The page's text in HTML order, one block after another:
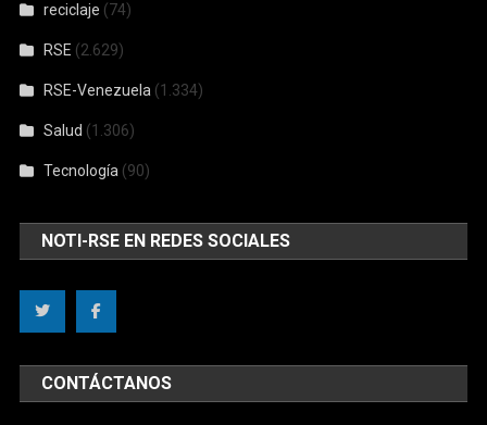
reciclaje (74)
RSE (2.629)
RSE-Venezuela (1.334)
Salud (1.306)
Tecnología (90)
NOTI-RSE EN REDES SOCIALES
CONTÁCTANOS